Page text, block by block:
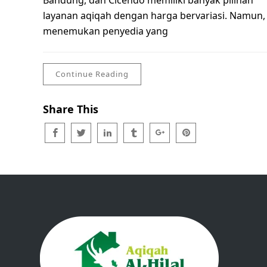
layanan aqiqah dengan harga bervariasi. Namun,
menemukan penyedia yang
Continue Reading
Share This